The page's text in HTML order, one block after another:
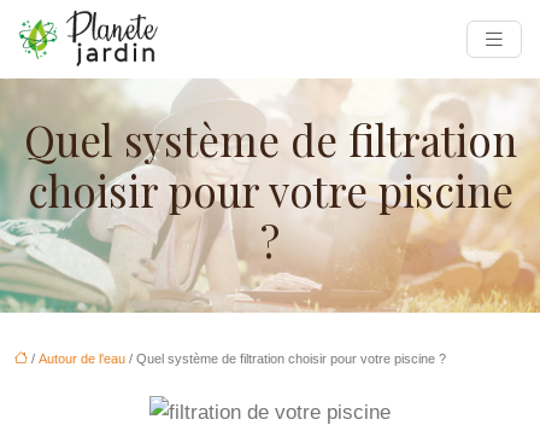
Quel système de filtration
choisir pour votre piscine
?
/ Autour de l'eau / Quel système de filtration choisir pour votre piscine ?